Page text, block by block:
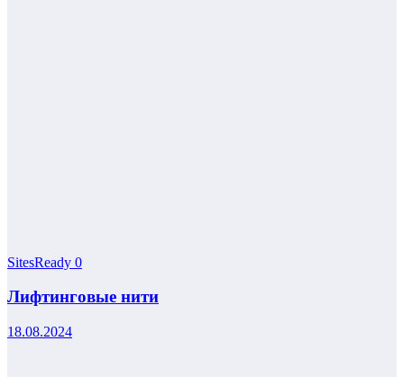
SitesReady 0
Лифтинговые нити
18.08.2024